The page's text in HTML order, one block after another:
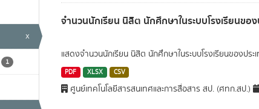
x
1
จำนวนนักเรียน นิสิต นักศึกษาในระบบโรงเรียนของ
แสดงจำนวนนักเรียน นิสิต นักศึกษาในระบบโรงเรียนของปร
PDF XLSX CSV
ศูนย์เทคโนโลยีสารสนเทศและการสื่อสาร สป. (ศทก.สป.)